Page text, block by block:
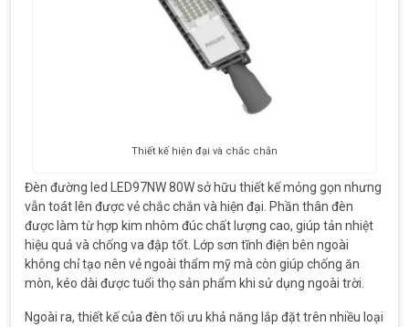
Thiết kế hiện đại và chắc chắn
Đèn đường led LED97NW 80W sở hữu thiết kế mỏng gọn nhưng
vẫn toát lên được vẻ chắc chắn và hiện đại. Phần thân đèn
được làm từ hợp kim nhôm đúc chất lượng cao, giúp tản nhiệt
hiệu quả và chống va đập tốt. Lớp sơn tĩnh điện bên ngoài
không chỉ tạo nên vẻ ngoài thẩm mỹ mà còn giúp chống ăn
mòn, kéo dài được tuổi thọ sản phẩm khi sử dụng ngoài trời.
Ngoài ra, thiết kế của đèn tối ưu khả năng lắp đặt trên nhiều loại